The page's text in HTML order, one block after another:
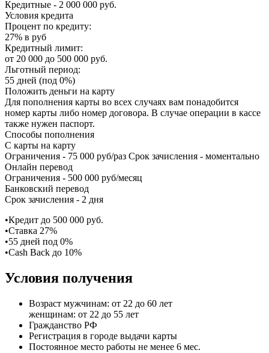
Кредитные - 2 000 000 руб.
Условия кредита
Процент по кредиту:
27% в руб
Кредитный лимит:
от 20 000 до 500 000 руб.
Льготный период:
55 дней (под 0%)
Положить деньги на карту
Для пополнения карты во всех случаях вам понадобится
номер карты либо номер договора. В случае операции в кассе
также нужен паспорт.
Способы пополнения
С карты на карту
Ограничения - 75 000 руб/раз Срок зачисления - моментально
Онлайн перевод
Ограничения - 500 000 руб/месяц
Банковский перевод
Срок зачисления - 2 дня
•Кредит до 500 000 руб.
•Ставка 27%
•55 дней под 0%
•Cash Back до 10%
Условия получения
Возраст мужчинам: от 22 до 60 лет
женщинам: от 22 до 55 лет
Гражданство РФ
Регистрация в городе выдачи карты
Постоянное место работы не менее 6 мес.